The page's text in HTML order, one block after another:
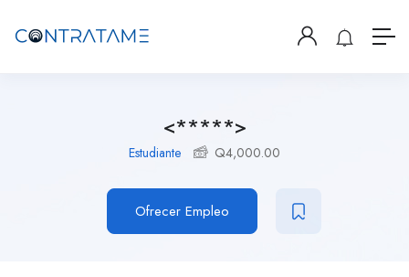
<*****>
Estudiante Q4,000.00
Ofrecer Empleo